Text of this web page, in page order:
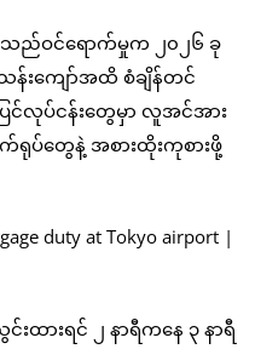
သည်ဝင်ရောက်မှုက ၂၀၂၆ ခု
းကျော်အထိ စံချိန်တင်
ပြင်လုပ်ငန်းတွေမှာ လူအင်အား
ပ်တွေနဲ့ အစားထိုးကုစားဖို့
ားရင် ၂ နာရီကနေ ၃ နာရီ